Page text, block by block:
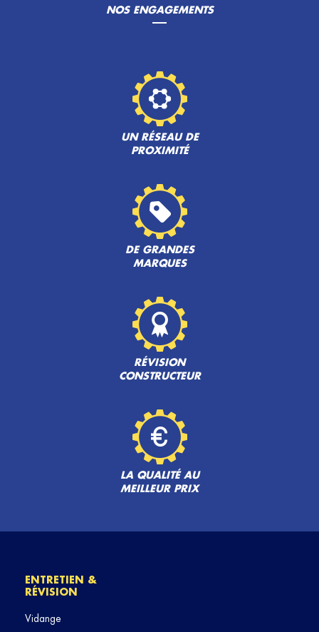
NOS ENGAGEMENTS
UN RÉSEAU DE
PROXIMITÉ
DE GRANDES
MARQUES
RÉVISION
CONSTRUCTEUR
LA QUALITÉ AU
MEILLEUR PRIX
ENTRETIEN &
RÉVISION
Vidange